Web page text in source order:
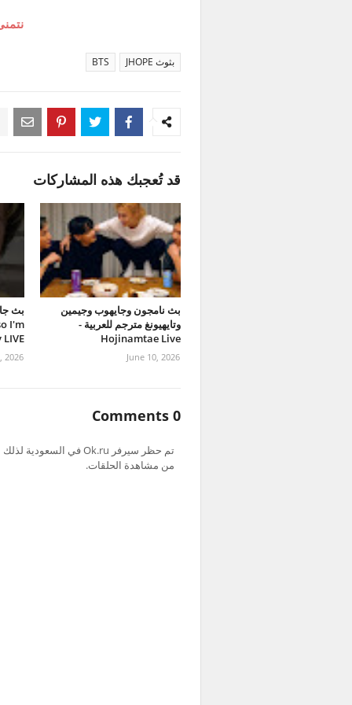
بثوث JHOPE BTS
قد تُعجبك هذه المشاركات
بث نامجون وجايهوب وجيمين
وتايهيونغ مترجم للعربية -
Hojinamtae Live
June 10, 2026
I'm
2026
0 Comments
من مشاهدة الحلقات.